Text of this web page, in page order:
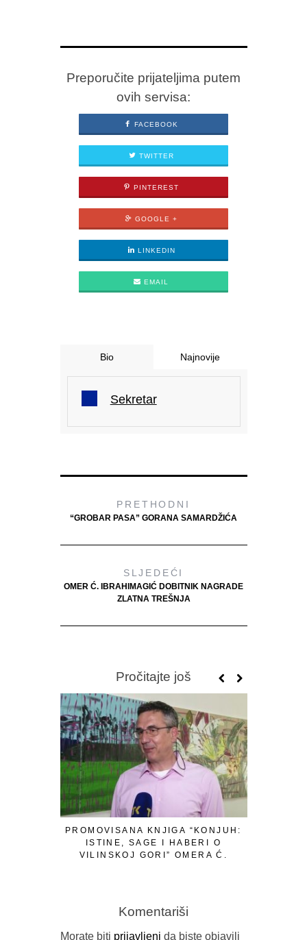
Preporučite prijateljima putem
ovih servisa:
FACEBOOK
TWITTER
PINTEREST
GOOGLE +
LINKEDIN
EMAIL
Bio Najnovije
Sekretar
PRETHODNI
“GROBAR PASA” GORANA SAMARDŽIĆA
SLJEDEĆI
OMER Ć. IBRAHIMAGIĆ DOBITNIK NAGRADE
ZLATNA TREŠNJA
Pročitajte još
PROMOVISANA KNJIGA “KONJUH:
ISTINE, SAGE I HABERI O
VILINSKOJ GORI” OMERA Ć.
Komentariši
Morate biti prijavljeni da biste objavili